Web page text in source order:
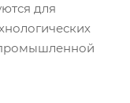
для
промышленной